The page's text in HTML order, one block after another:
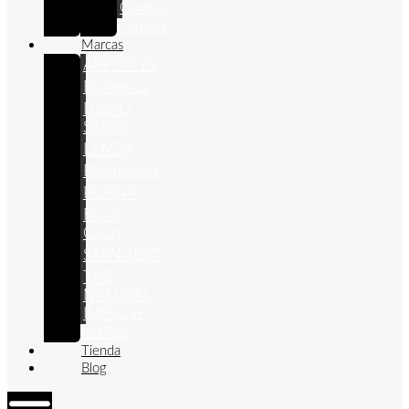
Conejo
Marcas
APPETTYS
Bioiberica
DIBAQ
SENSE
LENDA
Pharmadiet
PURINA
Royal
Canin
STANGEST
NATURAL
Tienda
Blog